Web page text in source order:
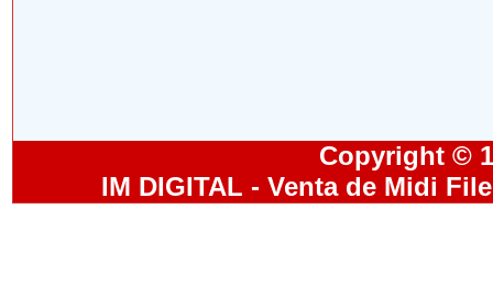
Copyright ©
IM DIGITAL - Venta de Midi